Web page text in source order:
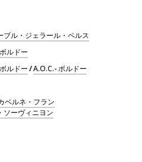
ブル・ジェラール・ペルス
ルドー
ルドー/A.O.C.- ボルドー
ベルネ・フラン
ソーヴィニヨン